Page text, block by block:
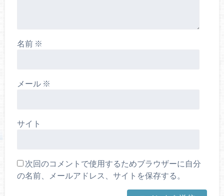
名前 ※
メール ※
サイト
次回のコメントで使用するためブラウザーに自分
の名前、メールアドレス、サイトを保存する。